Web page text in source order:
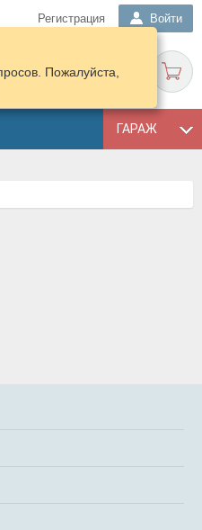
Регистрация Войти
ГАРАЖ
Пожалуйста,